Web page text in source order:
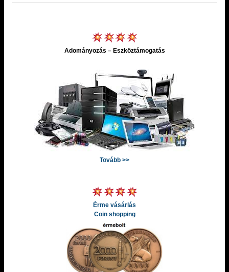
Adományozás – Eszköztámogatás
Tovább >>
Érme vásárlás
Coin shopping